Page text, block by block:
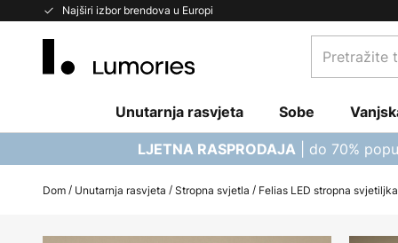
Najširi izbor brendova u Europi
Skip
Pretražite
trgovinu...
Unutarnja rasvjeta Sobe
LJETNA RASPRODAJA | do 70%
Dom Unutarnja rasvjeta Stropna svjetla Felias LED stropna